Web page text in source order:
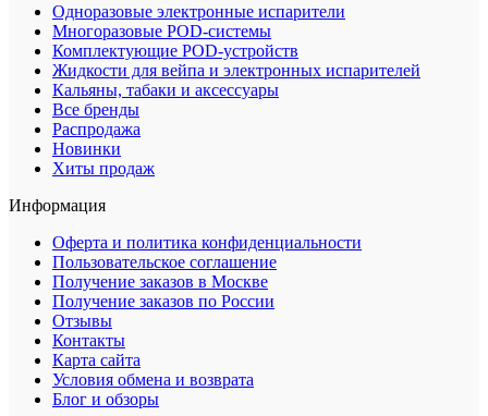
Одноразовые электронные испарители
Многоразовые POD-системы
Комплектующие POD-устройств
Жидкости для вейпа и электронных испарителей
Кальяны, табаки и аксессуары
Все бренды
Распродажа
Новинки
Хиты продаж
Информация
Оферта и политика конфиденциальности
Пользовательское соглашение
Получение заказов в Москве
Получение заказов по России
Отзывы
Контакты
Карта сайта
Условия обмена и возврата
Блог и обзоры